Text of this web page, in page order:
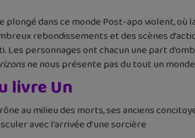
plongé dans ce monde Post-apo violent, où
rebondissements et des scènes
personnages ont chacun une part
ne nous présente pas du tout un
livre Un
au milieu des morts, ses anciens
avec l’arrivée d’une sorcière